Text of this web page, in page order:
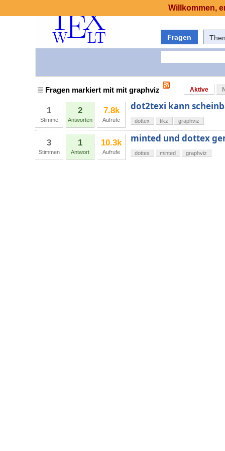
Fragen
Fragen markiert mit mit graphviz Aktive
1
Stimme
2
Antworten
7.8k
Aufrufe
dot2texi kann
dottex tikz graphviz
3
Stimmen
1
Antwort
10.3k
Aufrufe
minted und dottex
dottex minted graphviz
Willkommen,